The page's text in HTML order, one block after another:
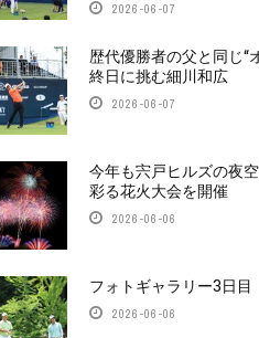
2026-06-07
歴代優勝者の父と同じ“
終日に挑む細川和広
2026-06-07
今年も宍戸ヒルズの夜
彩る花火大会を開催
2026-06-06
フォトギャラリー3日目
2026-06-06